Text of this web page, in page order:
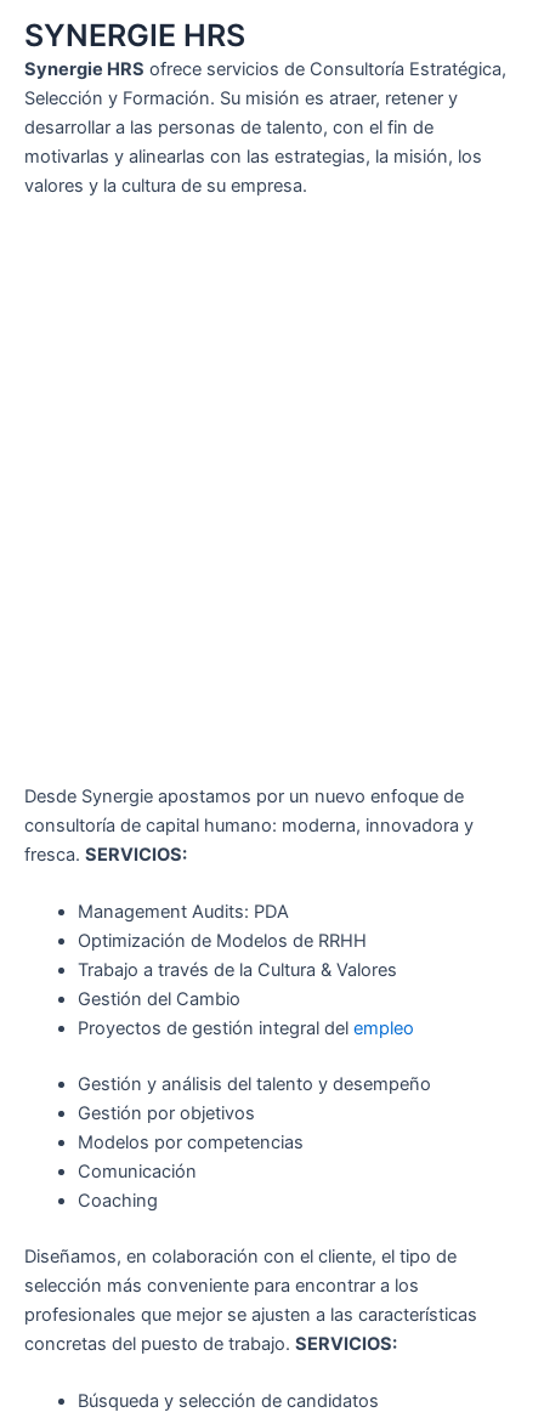
SYNERGIE HRS
Synergie HRS ofrece servicios de Consultoría Estratégica,
Selección y Formación. Su misión es atraer, retener y
desarrollar a las personas de talento, con el fin de
motivarlas y alinearlas con las estrategias, la misión, los
valores y la cultura de su empresa.
Desde Synergie apostamos por un nuevo enfoque de
consultoría de capital humano: moderna, innovadora y
fresca. SERVICIOS:
Management Audits: PDA
Optimización de Modelos de RRHH
Trabajo a través de la Cultura & Valores
Gestión del Cambio
Proyectos de gestión integral del empleo
Gestión y análisis del talento y desempeño
Gestión por objetivos
Modelos por competencias
Comunicación
Coaching
Diseñamos, en colaboración con el cliente, el tipo de
selección más conveniente para encontrar a los
profesionales que mejor se ajusten a las características
concretas del puesto de trabajo. SERVICIOS:
Búsqueda y selección de candidatos